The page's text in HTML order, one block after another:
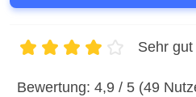
1 3 5
Sehr gut
Bewertung: 4,9 / 5 (49